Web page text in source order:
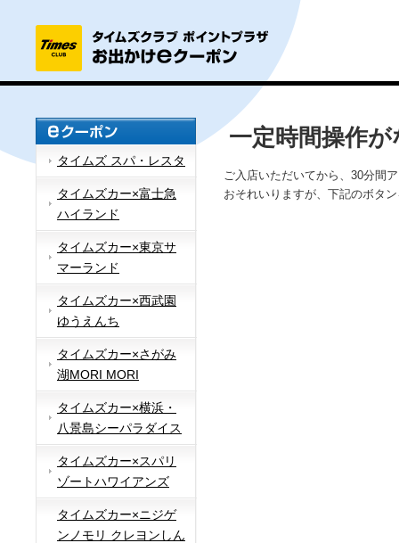
タイムズ スパ・レスタ
タイムズカー×富士急
ハイランド
タイムズカー×東京サ
マーランド
タイムズカー×西武園
ゆうえんち
タイムズカー×さがみ
湖MORI MORI
タイムズカー×横浜・
八景島シーパラダイス
タイムズカー×スパリ
ゾートハワイアンズ
タイムズカー×ニジゲ
ンノモリ クレヨンしん
一定時間操作
ご入店いただいてから、30分間
おそれいりますが、下記のボタ